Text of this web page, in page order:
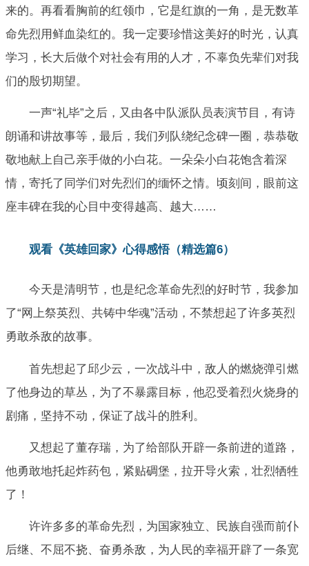
来的。再看看胸前的红领巾，它是红旗的一角，是无数革
命先烈用鲜血染红的。我一定要珍惜这美好的时光，认真
学习，长大后做个对社会有用的人才，不辜负先辈们对我
们的殷切期望。
一声“礼毕”之后，又由各中队派队员表演节目，有诗
朗诵和讲故事等，最后，我们列队绕纪念碑一圈，恭恭敬
敬地献上自己亲手做的小白花。一朵朵小白花饱含着深
情，寄托了同学们对先烈们的缅怀之情。顷刻间，眼前这
座丰碑在我的心目中变得越高、越大……
观看《英雄回家》心得感悟（精选篇6）
今天是清明节，也是纪念革命先烈的好时节，我参加
了“网上祭英烈、共铸中华魂”活动，不禁想起了许多英烈
勇敢杀敌的故事。
首先想起了邱少云，一次战斗中，敌人的燃烧弹引燃
了他身边的草丛，为了不暴露目标，他忍受着烈火烧身的
剧痛，坚持不动，保证了战斗的胜利。
又想起了董存瑞，为了给部队开辟一条前进的道路，
他勇敢地托起炸药包，紧贴碉堡，拉开导火索，壮烈牺牲
了！
许许多多的革命先烈，为国家独立、民族自强而前仆
后继、不屈不挠、奋勇杀敌，为人民的幸福开辟了一条宽